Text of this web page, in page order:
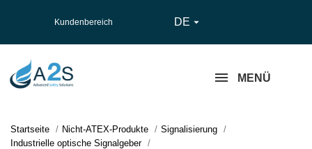
Kundenbereich DE 
MENÜ
Startseite Nicht-ATEX-Produkte
Signalisierung
Industrielle optische Signalgeber